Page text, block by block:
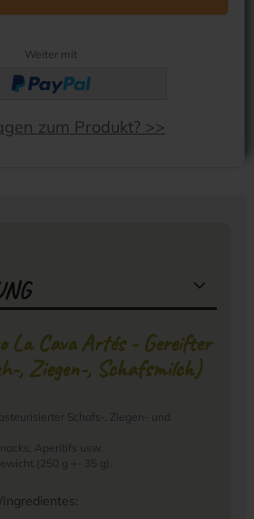
Weiter mit
zum Produkt? >>
La Cava Artés - Gereifter
, Ziegen-, Schafsmilch)
Schafs-, Ziegen- und
Aperitifs usw.
(250 g +- 35 g).